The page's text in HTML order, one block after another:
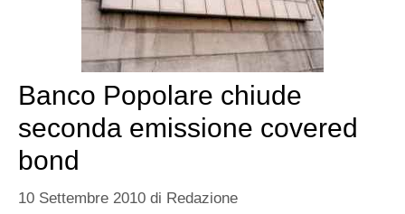
Banco Popolare chiude
seconda emissione covered
bond
10 Settembre 2010 di Redazione